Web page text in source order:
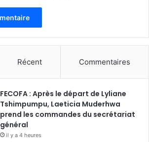
Récent Commentaires
FECOFA : Après le départ de Lyliane
Tshimpumpu, Laeticia Muderhwa
prend les commandes du secrétariat
général
il y a 4 heures